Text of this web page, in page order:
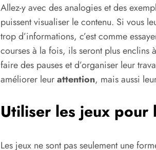
Allez-y avec des analogies et des
puissent visualiser le contenu. Si vous
trop d’informations, c’est comme
courses à la fois, ils seront plus enclins
faire des pauses et d’organiser leur
améliorer leurattention, mais aussi
Utiliser les jeux pour
Les jeux ne sont pas seulement une